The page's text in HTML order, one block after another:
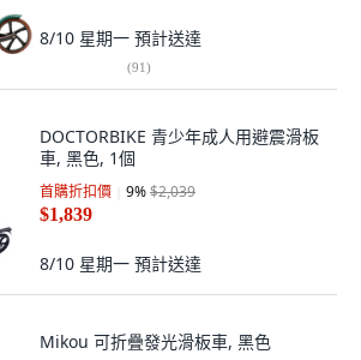
8/10 星期一 預計送達
(91)
DOCTORBIKE 青少年成人用避震滑板
車, 黑色, 1個
首購折扣價 9%$2,039
$1,839
8/10 星期一 預計送達
Mikou 可折疊發光滑板車, 黑色